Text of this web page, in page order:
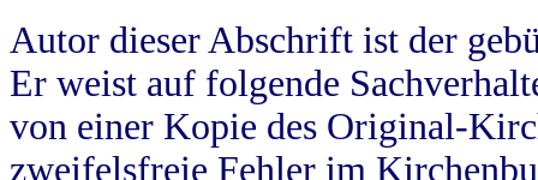
Autor dieser Abschrift ist der
Er weist auf folgende
von einer Kopie des Original-
zweifelsfreie Fehler im